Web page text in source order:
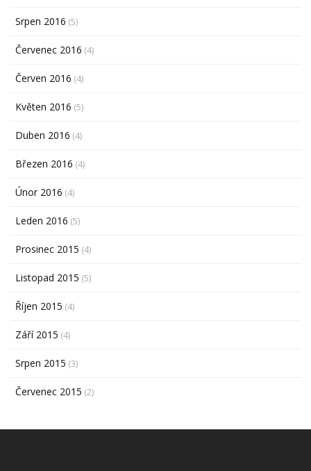
Srpen 2016 (5)
Červenec 2016 (4)
Červen 2016 (4)
Květen 2016 (5)
Duben 2016 (4)
Březen 2016 (4)
Únor 2016 (4)
Leden 2016 (5)
Prosinec 2015 (4)
Listopad 2015 (5)
Říjen 2015 (4)
Září 2015 (4)
Srpen 2015 (3)
Červenec 2015 (2)